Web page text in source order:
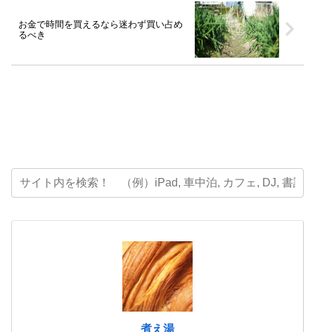
お金で時間を買えるなら迷わず買い占め
るべき
煮え湯